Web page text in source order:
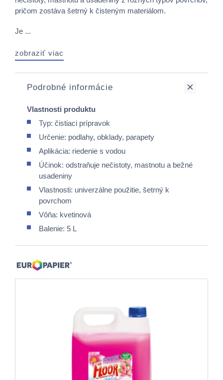
pričom zostáva šetrný k čisteným materiálom.
Je ...
zobraziť viac
Podrobné informácie
Vlastnosti produktu
Typ: čistiaci prípravok
Určenie: podlahy, obklady, parapety
Aplikácia: riedenie s vodou
Účinok: odstraňuje nečistoty, mastnotu a bežné
usadeniny
Vlastnosti: univerzálne použitie, šetrný k
povrchom
Vôňa: kvetinová
Balenie: 5 L